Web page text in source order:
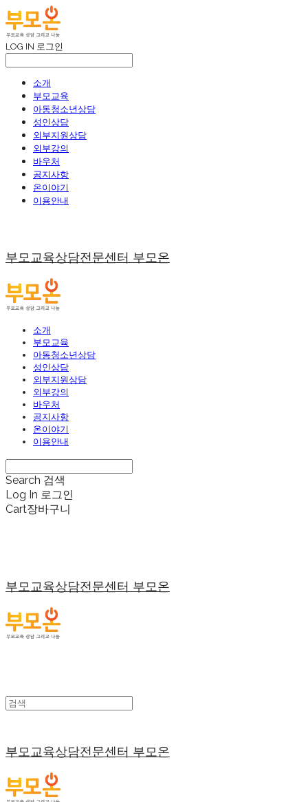
LOG IN 로그인
소개
부모교육
아동청소년상담
성인상담
외부지원상담
외부강의
바우처
공지사항
온이야기
이용안내
부모교육상담전문센터 부모온
소개
부모교육
아동청소년상담
성인상담
외부지원상담
외부강의
바우처
공지사항
온이야기
이용안내
Search 검색
Log In 로그인
Cart장바구니
부모교육상담전문센터 부모온
부모교육상담전문센터 부모온